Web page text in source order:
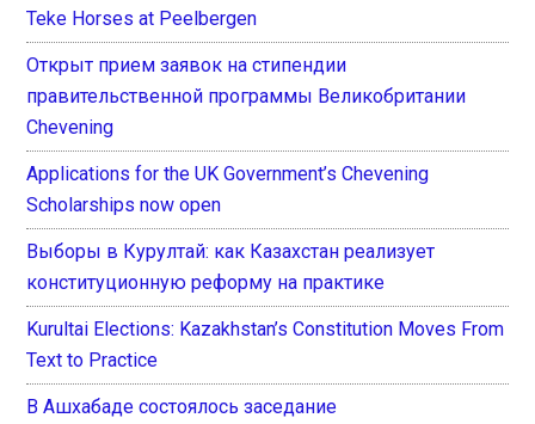
Teke Horses at Peelbergen
Открыт прием заявок на стипендии
правительственной программы Великобритании
Chevening
Applications for the UK Government’s Chevening
Scholarships now open
Выборы в Курултай: как Казахстан реализует
конституционную реформу на практике
Kurultai Elections: Kazakhstan’s Constitution Moves From
Text to Practice
В Ашхабаде состоялось заседание